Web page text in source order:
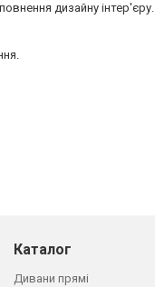
дизайну інтер'єру.
Каталог
Дивани прямі